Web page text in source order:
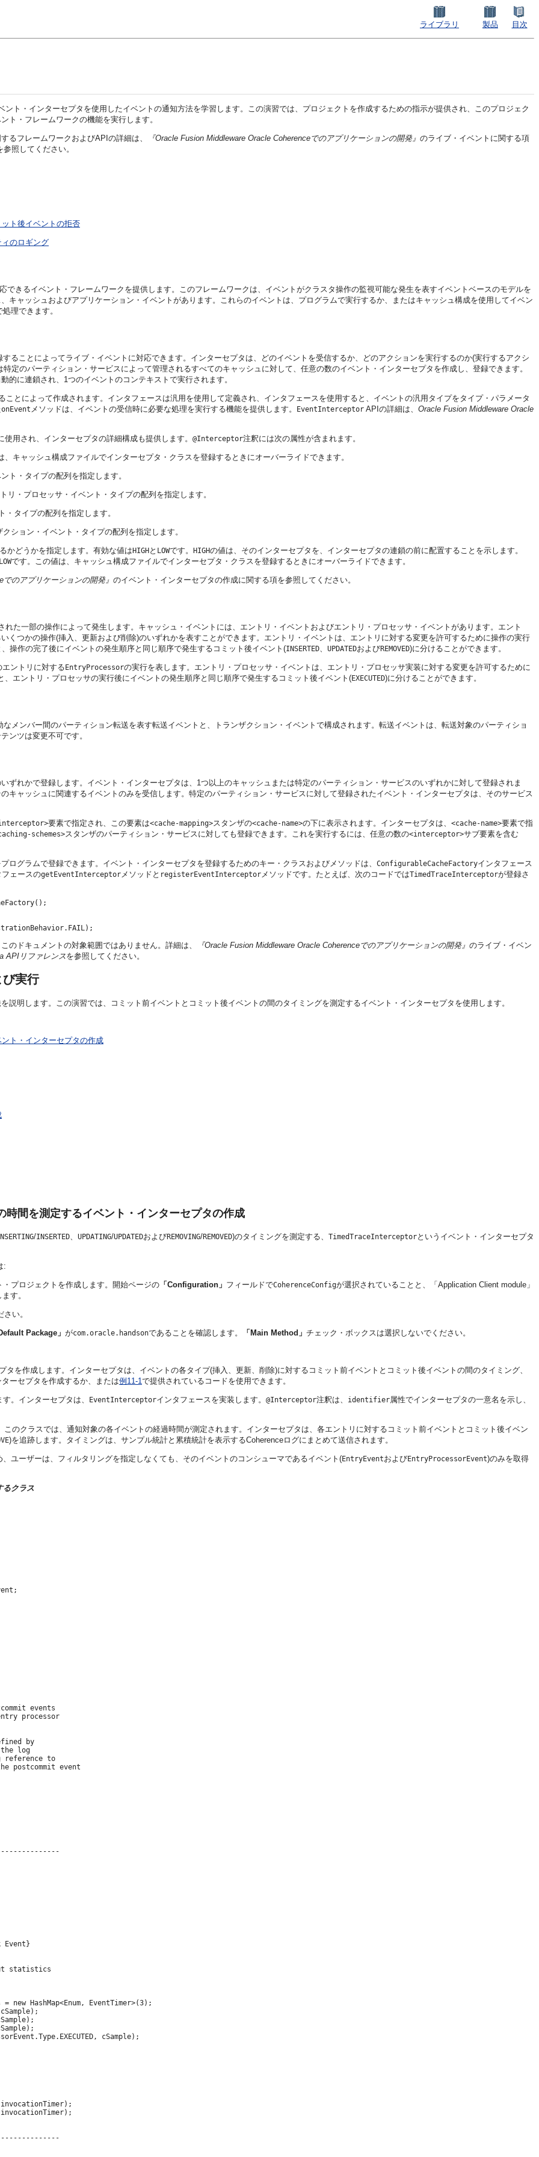
ライブラリ 製品 目次
ント・インターセプタを使用したイベントの通知方法を学習します。この演習では、プロジェクトを作成するための指示が提供され、このプロジェク
ト・フレームワークの機能を実行します。
るフレームワークおよびAPIの詳細は、 『Oracle Fusion Middleware Oracle Coherenceでのアプリケーションの開発』 のライブ・イベントに関する項
参照してください。
ト後イベントの拒否
のロギング
きるイベント・フレームワークを提供します。このフレームワークは、イベントがクラスタ操作の監視可能な発生を表すイベントベースのモデルを
キャッシュおよびアプリケーション・イベントがあります。これらのイベントは、プログラムで実行するか、またはキャッシュ構成を使用してイベン
理できます。
することによってライブ・イベントに対応できます。インターセプタは、どのイベントを受信するか、どのアクションを実行するのか(実行するアクシ
定のパーティション・サービスによって管理されるすべてのキャッシュに対して、任意の数のイベント・インターセプタを作成し、登録できます。
的に連鎖され、1つのイベントのコンテキストで実行されます。
ことによって作成されます。インタフェースは汎用を使用して定義され、インタフェースを使用すると、イベントの汎用タイプをタイプ・パラメータ
onEvent メソッドは、イベントの受信時に必要な処理を実行する機能を提供します。 EventInterceptor APIの詳細は、 Oracle Fusion Middleware Oracle
用され、インターセプタの詳細構成も提供します。 @Interceptor注釈には次の属性が含まれます。
キャッシュ構成ファイルでインターセプタ・クラスを登録するときにオーバーライドできます。
ト・タイプの配列を指定します。
・プロセッサ・イベント・タイプの配列を指定します。
タイプの配列を指定します。
ション・イベント・タイプの配列を指定します。
かどうかを指定します。有効な値はHIGHと LOWです。 HIGHの値は、そのインターセプタを、インターセプタの連鎖の前に配置することを示します。
LOWです。この値は、キャッシュ構成ファイルでインターセプタ・クラスを登録するときにオーバーライドできます。
のアプリケーションの開発』 のイベント・インターセプタの作成に関する項を参照してください。
た一部の操作によって発生します。キャッシュ・イベントには、エントリ・イベントおよびエントリ・プロセッサ・イベントがあります。エント
くつかの操作(挿入、更新および削除)のいずれかを表すことができます。エントリ・イベントは、エントリに対する変更を許可するために操作の実行
、操作の完了後にイベントの発生順序と同じ順序で発生するコミット後イベント(INSERTED UPDATEDおよびREMOVED)に分けることができます。
ントリに対するEntryProcessorの実行を表します。エントリ・プロセッサ・イベントは、エントリ・プロセッサ実装に対する変更を許可するために
、エントリ・プロセッサの実行後にイベントの発生順序と同じ順序で発生するコミット後イベント(EXECUTED)に分けることができます。
メンバー間のパーティション転送を表す転送イベントと、トランザクション・イベントで構成されます。転送イベントは、転送対象のパーティショ
ンツは変更不可です。
ずれかで登録します。イベント・インターセプタは、1つ以上のキャッシュまたは特定のパーティション・サービスのいずれかに対して登録されま
キャッシュに関連するイベントのみを受信します。特定のパーティション・サービスに対して登録されたイベント・インターセプタは、そのサービス
要素で指定され、この要素は<cache-mapping>スタンザの<cache-name>の下に表示されます。インターセプタは、 <cache-name>要素で指
schemes>スタンザのパーティション・サービスに対しても登録できます。これを実行するには、任意の数の<interceptor>サブ要素を含む
グラムで登録できます。イベント・インターセプタを登録するためのキー・クラスおよびメソッドは、 ConfigurableCacheFactoryインタフェース
フェースのgetEventInterceptorメソッドと registerEventInterceptorメソッドです。たとえば、次のコードではTimedTraceInterceptorが登録さ
のドキュメントの対象範囲ではありません。詳細は、 『Oracle Fusion Middleware Oracle Coherenceでのアプリケーションの開発』 のライブ・イベン
APIリファレンスを参照してください。
び実行
明します。この演習では、コミット前イベントとコミット後イベントの間のタイミングを測定するイベント・インターセプタを使用します。
ト・インターセプタの作成
間を測定するイベント・インターセプタの作成
/INSERTED UPDATING/UPDATEDおよびREMOVING/REMOVED)のタイミングを測定する、 TimedTraceInterceptorというイベント・インターセプタ
:
プロジェクトを作成します。開始ページの 「Configuration」 フィールドでCoherenceConfigが選択されていることと、「Application Client module」
す。
い。
Package」 がcom.oracle.handsonであることを確認します。 「Main Method」 チェック・ボックスは選択しないでください。
タを作成します。インターセプタは、イベントの各タイプ(挿入、更新、削除)に対するコミット前イベントとコミット後イベントの間のタイミング、
ーセプタを作成するか、または例11-1 で提供されているコードを使用できます。
。インターセプタは、 EventInterceptorインタフェースを実装します。 @Interceptor注釈は、 identifier属性でインターセプタの一意名を示し、
このクラスでは、通知対象の各イベントの経過時間が測定されます。インターセプタは、各エントリに対するコミット前イベントとコミット後イベン
)を追跡します。タイミングは、サンプル統計と累積統計を表示するCoherenceログにまとめて送信されます。
、ユーザーは、フィルタリングを指定しなくても、そのイベントのコンシューマであるイベント(EntryEventおよびEntryProcessorEvent)のみを取得
るクラス